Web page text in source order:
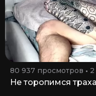
80 937 просмотров
Не торопимся